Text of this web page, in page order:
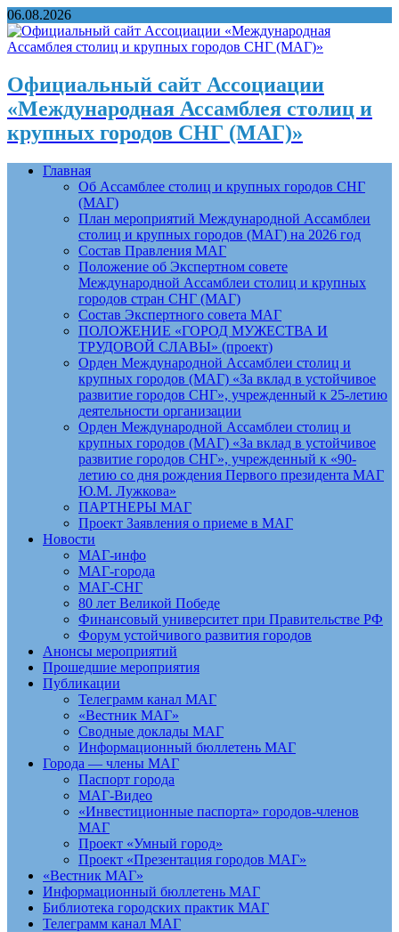
06.08.2026
Официальный сайт Ассоциации
«Международная Ассамблея столиц и
крупных городов СНГ (МАГ)»
Главная
Об Ассамблее столиц и крупных городов СНГ
(МАГ)
План мероприятий Международной Ассамблеи
столиц и крупных городов (МАГ) на 2026 год
Состав Правления МАГ
Положение об Экспертном совете
Международной Ассамблеи столиц и крупных
городов стран СНГ (МАГ)
Состав Экспертного совета МАГ
ПОЛОЖЕНИЕ «ГОРОД МУЖЕСТВА И
ТРУДОВОЙ СЛАВЫ» (проект)
Орден Международной Ассамблеи столиц и
крупных городов (МАГ) «За вклад в устойчивое
развитие городов СНГ», учрежденный к 25-летию
деятельности организации
Орден Международной Ассамблеи столиц и
крупных городов (МАГ) «За вклад в устойчивое
развитие городов СНГ», учрежденный к «90-
летию со дня рождения Первого президента МАГ
Ю.М. Лужкова»
ПАРТНЕРЫ МАГ
Проект Заявления о приеме в МАГ
Новости
МАГ-инфо
МАГ-города
МАГ-СНГ
80 лет Великой Победе
Финансовый университет при Правительстве РФ
Форум устойчивого развития городов
Анонсы мероприятий
Прошедшие мероприятия
Публикации
Телеграмм канал МАГ
«Вестник МАГ»
Сводные доклады МАГ
Информационный бюллетень МАГ
Города — члены МАГ
Паспорт города
МАГ-Видео
«Инвестиционные паспорта» городов-членов
МАГ
Проект «Умный город»
Проект «Презентация городов МАГ»
«Вестник МАГ»
Информационный бюллетень МАГ
Библиотека городских практик МАГ
Телеграмм канал МАГ